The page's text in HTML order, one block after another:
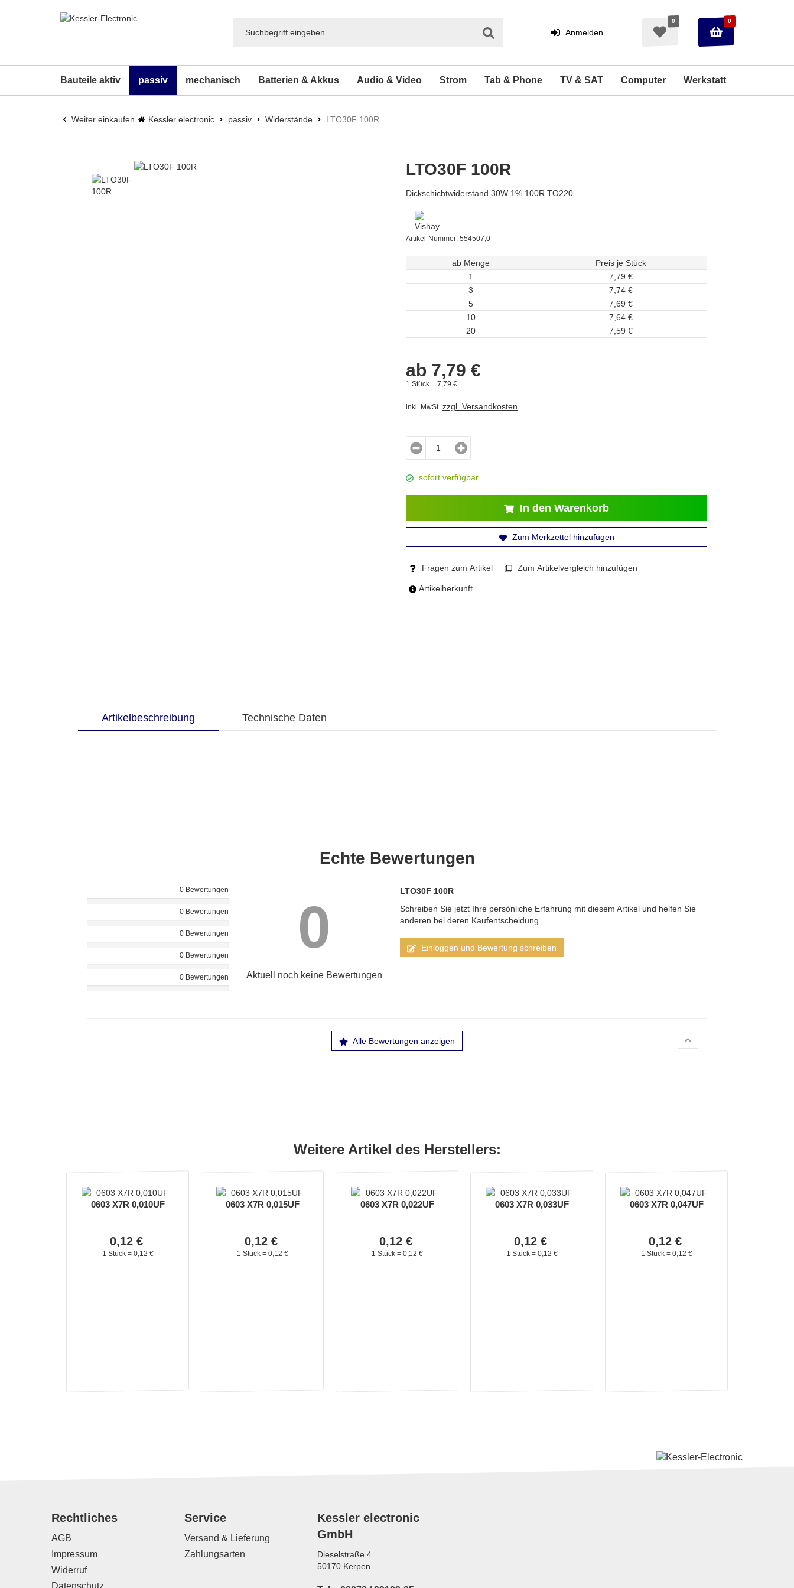
Anmelden
Anmelden Merkzettel
0
Warenkorb
aufklappen
0
Bauteile aktiv passiv mechanisch Batterien & Akkus Audio & Video Strom Tab & Phone TV & SAT Computer Werkstatt
Weiter einkaufen Kessler electronic passiv Widerstände LTO30F 100R
LTO30F 100R
Dickschichtwiderstand 30W 1% 100R TO220
Artikel-Nummer: 554507;0
ab Menge
Preis je Stück
1
7, 79 €
3
7, 74 €
5
7, 69 €
10
7, 64 €
20
7, 59 €
ab 7,79 €
1 Stück = 7, 79 €
inkl. MwSt. zzgl. Versandkosten
sofort verfügbar
In den Warenkorb
Zum Merkzettel hinzufügen
Fragen zum Artikel Zum Artikelvergleich hinzufügen
Artikelherkunft
Artikelbeschreibung Technische Daten
Echte Bewertungen
0 Bewertungen
0 Bewertungen
0 Bewertungen
0 Bewertungen
0 Bewertungen
0
Aktuell noch keine Bewertungen
LTO30F 100R
Schreiben Sie jetzt Ihre persönliche Erfahrung mit diesem Artikel und helfen Sie
anderen bei deren Kaufentscheidung
Einloggen und Bewertung schreiben
Alle Bewertungen anzeigen
Weitere Artikel des Herstellers:
0603 X7R 0,010UF
0,12 €
1 Stück = 0, 12 €
0603 X7R 0,015UF
0,12 €
1 Stück = 0, 12 €
0603 X7R 0,022UF
0,12 €
1 Stück = 0, 12 €
0603 X7R 0,033UF
0,12 €
1 Stück = 0, 12 €
0603 X7R 0,047UF
0,12 €
1 Stück = 0, 12 €
Rechtliches
AGB
Impressum
Widerruf
Datenschutz
Service
Versand & Lieferung
Zahlungsarten
Kessler electronic
GmbH
Dieselstraße 4
50170 Kerpen